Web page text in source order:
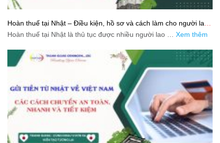
Hoàn thuế tại Nhật – Điều kiện, hồ sơ và cách làm cho người lao
động
Hoàn thuế tại Nhật là thủ tục được nhiều người lao … Xem thêm